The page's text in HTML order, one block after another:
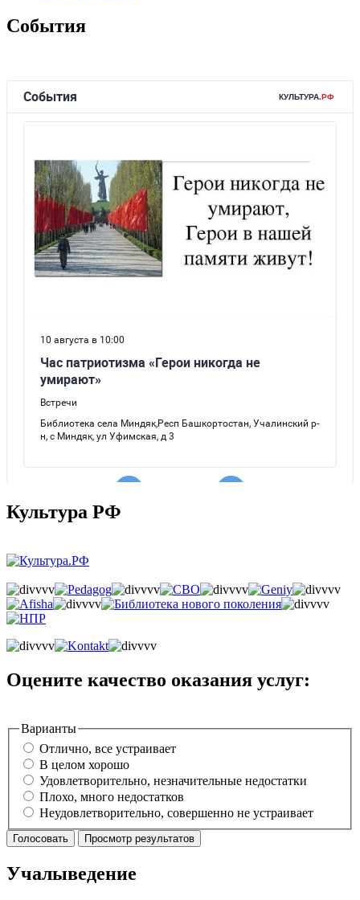
События
Культура РФ
Оцените качество оказания услуг:
Варианты
Отлично, все устраивает
В целом хорошо
Удовлетворительно, незначительные недостатки
Плохо, много недостатков
Неудовлетворительно, совершенно не устраивает
Учалыведение